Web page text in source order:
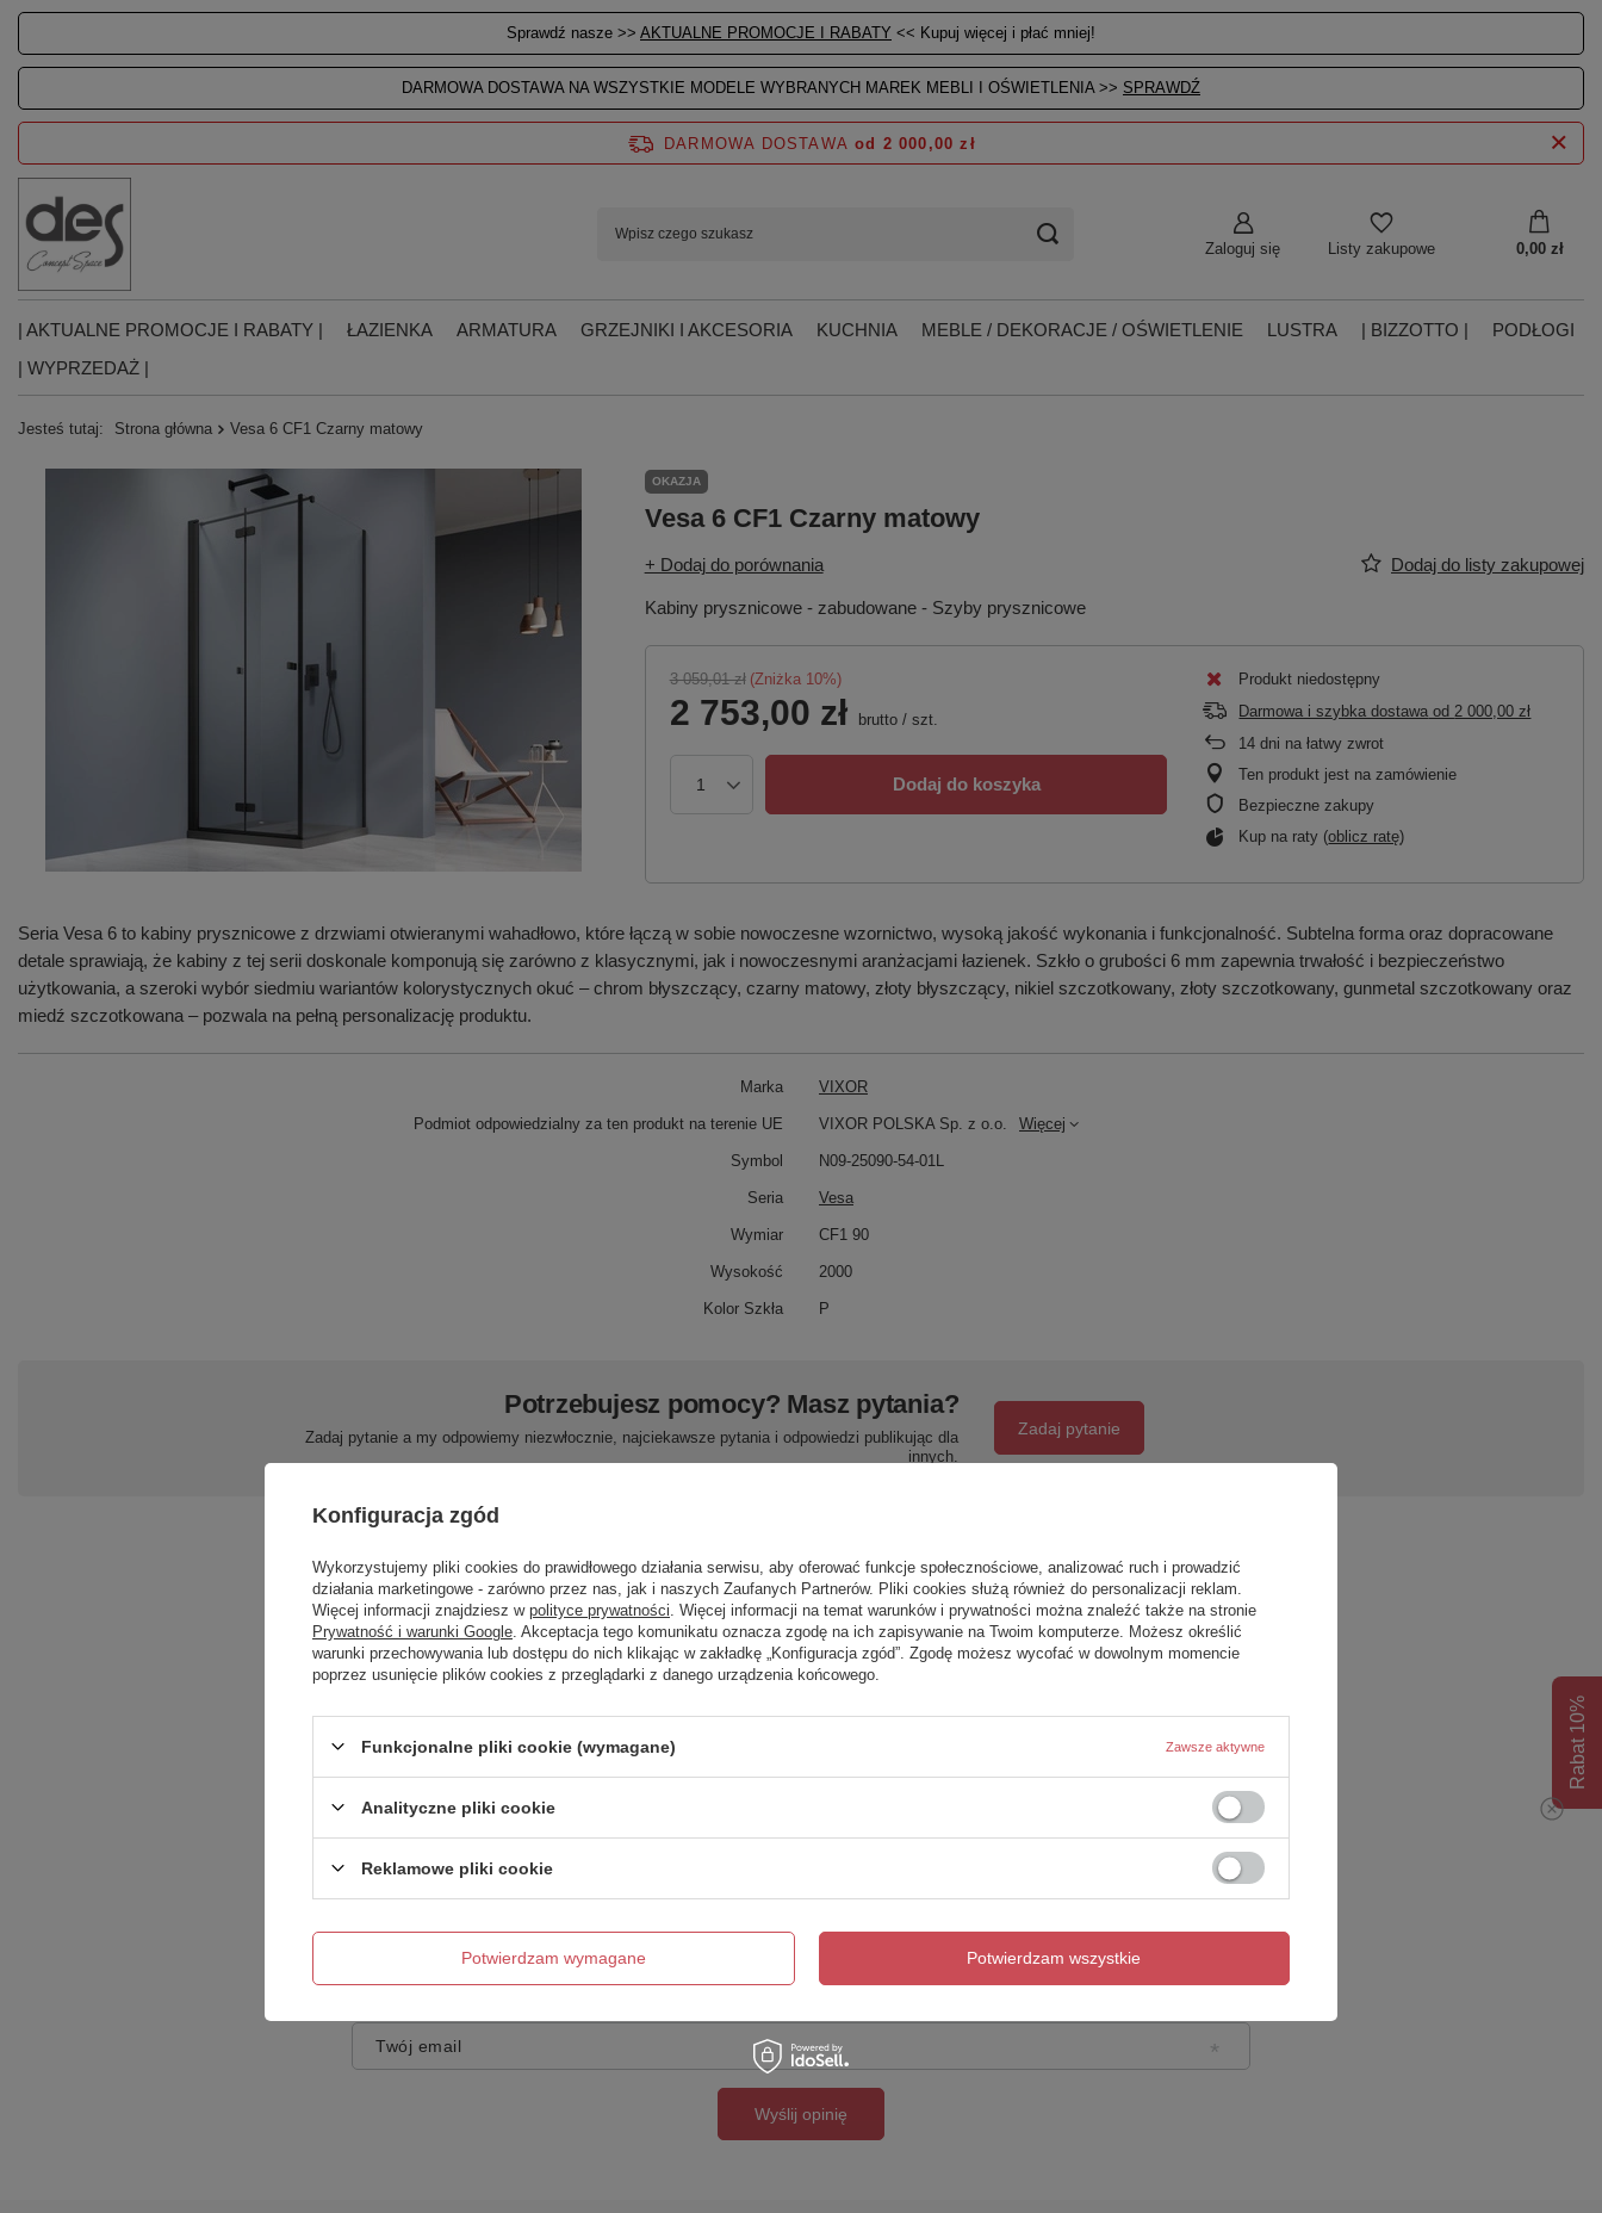
Sprawdź nasze >> AKTUALNE PROMOCJE I RABATY << Kupuj więcej i płać mniej!
DARMOWA DOSTAWA NA WSZYSTKIE MODELE WYBRANYCH MAREK MEBLI I OŚWIETLENIA >> SPRAWDŹ
Zaloguj się Listy zakupowe 0,00 zł
DARMOWA DOSTAWA od 2 000,00 zł
| AKTUALNE PROMOCJE I RABATY | ŁAZIENKA ARMATURA GRZEJNIKI I AKCESORIA KUCHNIA MEBLE / DEKORACJE / OŚWIETLENIE LUSTRA | BIZZOTTO |
PODŁOGI
| WYPRZEDAŻ |
Jesteś tutaj: Strona główna Vesa 6 CF1 Czarny matowy
OKAZJA
Vesa 6 CF1 Czarny matowy
+ Dodaj do porównania Dodaj do listy zakupowej
Kabiny prysznicowe - zabudowane - Szyby prysznicowe
3 059,01 zł (Zniżka 10%)
2 753,00 zł brutto/ szt.
Dodaj do koszyka
Produkt niedostępny
Darmowa i szybka dostawa od 2 000,00 zł
14 dni na łatwy zwrot
Ten produkt jest na zamówienie
Bezpieczne zakupy
Kup na raty (oblicz ratę)
Seria Vesa 6 to kabiny prysznicowe z drzwiami otwieranymi wahadłowo, które łączą w sobie nowoczesne wzornictwo, wysoką jakość wykonania i funkcjonalność. Subtelna forma oraz dopracowane
detale sprawiają, że kabiny z tej serii doskonale komponują się zarówno z klasycznymi, jak i nowoczesnymi aranżacjami łazienek. Szkło o grubości 6 mm zapewnia trwałość i bezpieczeństwo
użytkowania, a szeroki wybór siedmiu wariantów kolorystycznych okuć – chrom błyszczący, czarny matowy, złoty błyszczący, nikiel szczotkowany, złoty szczotkowany, gunmetal szczotkowany oraz
miedź szczotkowana – pozwala na pełną personalizację produktu.
Marka VIXOR
Podmiot odpowiedzialny za ten produkt na terenie UE VIXOR POLSKA Sp. z o.o. Więcej
Symbol N09-25090-54-01L
Seria Vesa
Wymiar CF1 90
Wysokość 2000
Kolor Szkła P
Potrzebujesz pomocy? Masz pytania?
Zadaj pytanie a my odpowiemy niezwłocznie, najciekawsze pytania i odpowiedzi publikując dla
innych.
Zadaj pytanie
Napisz swoją opinię
Twoja ocena:
5/5
Treść twojej opinii
Dodaj własne zdjęcie produktu:
Twoje imię
Twój email
Wyślij opinię
Rabat 10%
Konfiguracja zgód
Wykorzystujemy pliki cookies do prawidłowego działania serwisu, aby oferować funkcje społecznościowe, analizować ruch i prowadzić
działania marketingowe - zarówno przez nas, jak i naszych Zaufanych Partnerów. Pliki cookies służą również do personalizacji reklam.
Więcej informacji znajdziesz w polityce prywatności . Więcej informacji na temat warunków i prywatności można znaleźć także na stronie
Prywatność i warunki Google . Akceptacja tego komunikatu oznacza zgodę na ich zapisywanie na Twoim komputerze. Możesz określić
warunki przechowywania lub dostępu do nich klikając w zakładkę „Konfiguracja zgód”. Zgodę możesz wycofać w dowolnym momencie
poprzez usunięcie plików cookies z przeglądarki z danego urządzenia końcowego.
Funkcjonalne pliki cookie (wymagane) Zawsze aktywne
Analityczne pliki cookie
Reklamowe pliki cookie
Potwierdzam wymagane Potwierdzam wszystkie